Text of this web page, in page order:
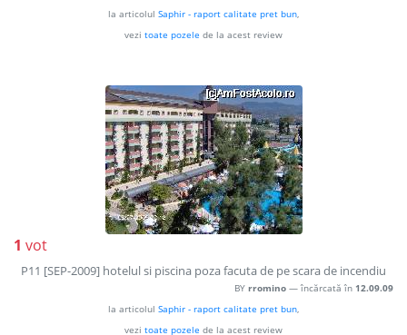
la articolul Saphir - raport calitate pret bun,
vezi toate pozele de la acest review
1 vot
P11 [SEP-2009] hotelul si piscina poza facuta de pe scara de incendiu
BY rromino — încărcată în 12.09.09
la articolul Saphir - raport calitate pret bun,
vezi toate pozele de la acest review